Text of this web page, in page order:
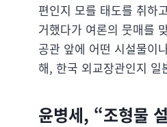
편인지 모를 태도를 취하
거했다가 여론의 뭇매를
공관 앞에 어떤 시설물이
해, 한국 외교장관인지
윤병세, “조형물